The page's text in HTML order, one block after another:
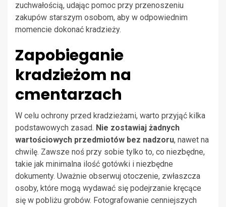
zuchwałością, udając pomoc przy przenoszeniu
zakupów starszym osobom, aby w odpowiednim
momencie dokonać kradzieży.
Zapobieganie
kradzieżom na
cmentarzach
W celu ochrony przed kradzieżami, warto przyjąć kilka
podstawowych zasad. Nie zostawiaj żadnych
wartościowych przedmiotów bez nadzoru, nawet na
chwilę. Zawsze noś przy sobie tylko to, co niezbędne,
takie jak minimalna ilość gotówki i niezbędne
dokumenty. Uważnie obserwuj otoczenie, zwłaszcza
osoby, które mogą wydawać się podejrzanie kręcące
się w pobliżu grobów. Fotografowanie cenniejszych